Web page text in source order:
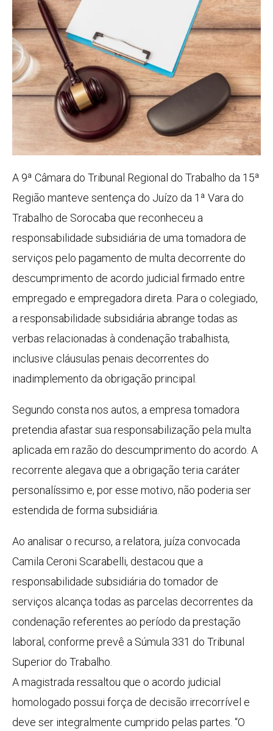
A 9ª Câmara do Tribunal Regional do Trabalho da 15ª
Região manteve sentença do Juízo da 1ª Vara do
Trabalho de Sorocaba que reconheceu a
responsabilidade subsidiária de uma tomadora de
serviços pelo pagamento de multa decorrente do
descumprimento de acordo judicial firmado entre
empregado e empregadora direta. Para o colegiado,
a responsabilidade subsidiária abrange todas as
verbas relacionadas à condenação trabalhista,
inclusive cláusulas penais decorrentes do
inadimplemento da obrigação principal.
Segundo consta nos autos, a empresa tomadora
pretendia afastar sua responsabilização pela multa
aplicada em razão do descumprimento do acordo. A
recorrente alegava que a obrigação teria caráter
personalíssimo e, por esse motivo, não poderia ser
estendida de forma subsidiária.
Ao analisar o recurso, a relatora, juíza convocada
Camila Ceroni Scarabelli, destacou que a
responsabilidade subsidiária do tomador de
serviços alcança todas as parcelas decorrentes da
condenação referentes ao período da prestação
laboral, conforme prevê a Súmula 331 do Tribunal
Superior do Trabalho.
A magistrada ressaltou que o acordo judicial
homologado possui força de decisão irrecorrível e
deve ser integralmente cumprido pelas partes. “O